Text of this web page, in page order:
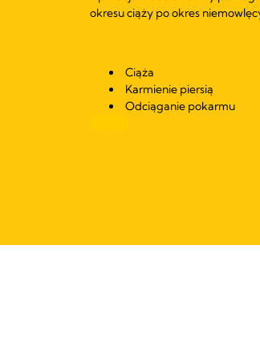
okresu ciąży po okres
Ciąża
Karmienie piersią
Odciąganie pokarmu